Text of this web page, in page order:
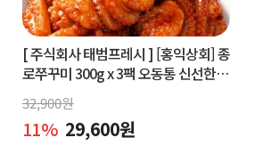
[ 주식회사 태범프레시 ] [홍익상회] 종
로쭈꾸미 300g x 3팩 오동통 신선한원
물맛 그대로
32,900원
11% 29,600원